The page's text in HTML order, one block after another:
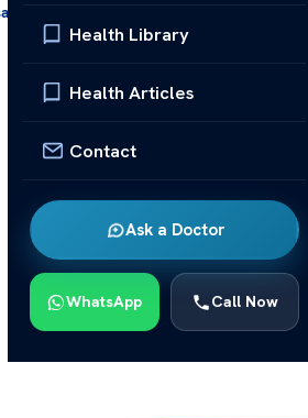
Health Library
Health Articles
Contact
Ask a Doctor
WhatsApp Call Now
¿La gastroenteritis es
¿La gastroenteritis es
es una infección del
,
enfermedad es contagiosa,
Entendiendo la
Los principales síntomas de
diarrea acuosa, dolor
aparecer de 12 a 48 horas